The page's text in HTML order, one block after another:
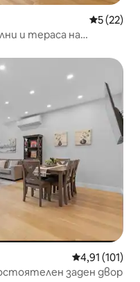
Средна
5 (22)
и тераса на
Средна
4,91 (101)
заден двор